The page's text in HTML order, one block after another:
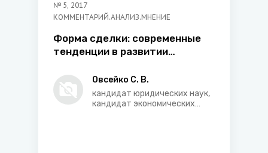
№ 5, 2017
КОММЕНТАРИЙ.АНАЛИЗ.МНЕНИЕ
Форма сделки: современные
тенденции в развитии
Овсейко С. В.
кандидат юридических наук,
кандидат экономических